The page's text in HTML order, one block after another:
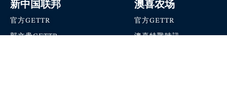
新中国联邦
官方GETTR
郭文贵GETTR
澳喜农场
官方GETTR
澳喜特戰時訊